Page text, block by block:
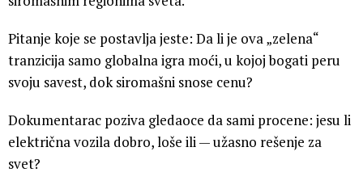
Pitanje koje se postavlja jeste: Da li je ova „zelena“
tranzicija samo globalna igra moći, u kojoj bogati peru
svoju savest, dok siromašni snose cenu?
Dokumentarac poziva gledaoce da sami procene: jesu li
električna vozila dobro, loše ili — užasno rešenje za
svet?